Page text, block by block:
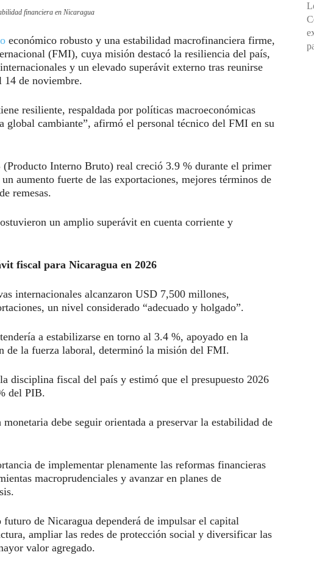
financiera en Nicaragua
económico robusto y una estabilidad macrofinanciera firme,
(FMI), cuya misión destacó la resiliencia del país,
y un elevado superávit externo tras reunirse
14 de noviembre.
resiliente, respaldada por políticas macroeconómicas
global cambiante”, afirmó el personal técnico del FMI en su
Interno Bruto) real creció 3.9 % durante el primer
aumento fuerte de las exportaciones, mejores términos de
remesas.
un amplio superávit en cuenta corriente y
fiscal para Nicaragua en 2026
internacionales alcanzaron USD 7,500 millones,
un nivel considerado “adecuado y holgado”.
a estabilizarse en torno al 3.4 %, apoyado en la
de la fuerza laboral, determinó la misión del FMI.
disciplina fiscal del país y estimó que el presupuesto 2026
del PIB.
debe seguir orientada a preservar la estabilidad de
de implementar plenamente las reformas financieras
macroprudenciales y avanzar en planes de
de Nicaragua dependerá de impulsar el capital
ampliar las redes de protección social y diversificar las
valor agregado.